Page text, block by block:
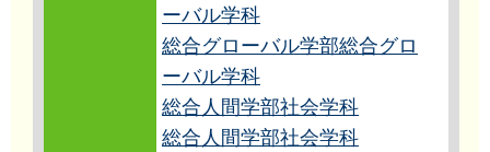
ーバル学科
総合グローバル学部総合グロ
ーバル学科
総合人間学部社会学科
総合人間学部社会学科